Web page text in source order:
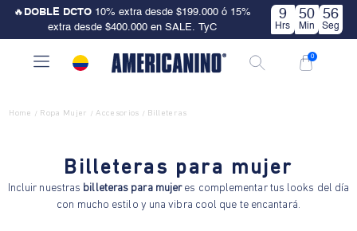
🔥 DOBLE DCTO 10% extra desde $199.000 ó 15%
extra desde $400.000 en SALE. TyC
9
Hrs
50
Min
56
Seg
0
Home / Ropa Mujer / Accesorios / Billeteras
Billeteras para mujer
Incluir nuestras billeteras para mujeres complementar tus looks del día
con mucho estilo y una vibra cool que te encantará.